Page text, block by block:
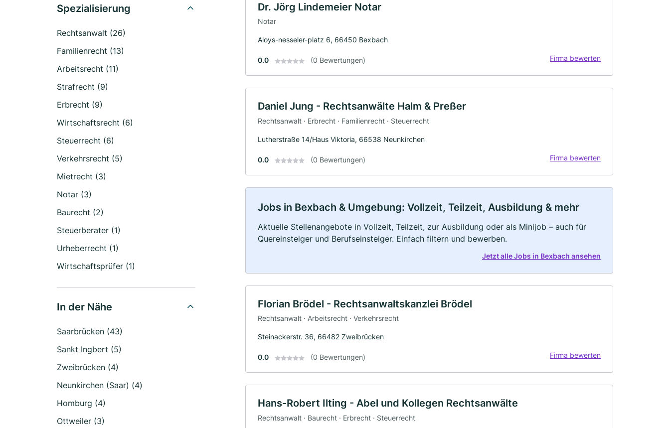
Spezialisierung
Rechtsanwalt (26)
Familienrecht (13)
Arbeitsrecht (11)
Strafrecht (9)
Erbrecht (9)
Wirtschaftsrecht (6)
Steuerrecht (6)
Verkehrsrecht (5)
Mietrecht (3)
Notar (3)
Baurecht (2)
Steuerberater (1)
Urheberrecht (1)
Wirtschaftsprüfer (1)
In der Nähe
Saarbrücken (43)
Sankt Ingbert (5)
Zweibrücken (4)
Neunkirchen (Saar) (4)
Homburg (4)
Ottweiler (3)
Dr. Jörg Lindemeier Notar
Notar
Aloys-nesseler-platz 6, 66450 Bexbach
0.0 (0 Bewertungen) Firma bewerten
Daniel Jung - Rechtsanwälte Halm & Preßer
Rechtsanwalt · Erbrecht · Familienrecht · Steuerrecht
Lutherstraße 14/Haus Viktoria, 66538 Neunkirchen
0.0 (0 Bewertungen) Firma bewerten
Jobs in Bexbach & Umgebung: Vollzeit, Teilzeit, Ausbildung & mehr
Aktuelle Stellenangebote in Vollzeit, Teilzeit, zur Ausbildung oder als Minijob – auch für
Quereinsteiger und Berufseinsteiger. Einfach filtern und bewerben.
Jetzt alle Jobs in Bexbach ansehen
Florian Brödel - Rechtsanwaltskanzlei Brödel
Rechtsanwalt · Arbeitsrecht · Verkehrsrecht
Steinackerstr. 36, 66482 Zweibrücken
0.0 (0 Bewertungen) Firma bewerten
Hans-Robert Ilting - Abel und Kollegen Rechtsanwälte
Rechtsanwalt · Baurecht · Erbrecht · Steuerrecht